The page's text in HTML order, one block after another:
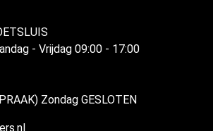
- Vrijdag 09:00 - 17:00
Zondag GESLOTEN